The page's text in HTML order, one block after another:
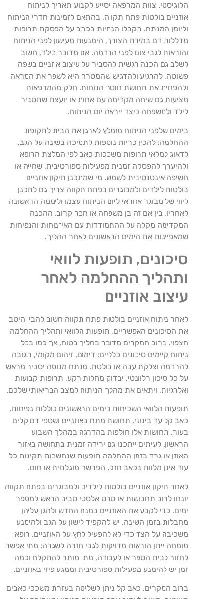
הלוגיסטי. צוות המרפאה יסייע לקבוע תאריך לניתוח
אוזניים בולטות פתח תקווה, בהתאם לזמינות חדרי הניתוח
וליומן המנתח. תקבלו הנחיות בכתב על הפסקת תרופות
מדללות דם במידת הצורך, הימנעות מעישון לפני הניתוח
והוראות לגבי צום לפני הרדמה. אם מדובר בילד, חשוב
לשלב גם הכנה רגשית להסביר על עיצוב אוזניים בשפה
פשוטה, להרגיע ולהדגיש שהמטרה היא לשפר את המראה
ולהפחית את תחושת חוסר הנוחות. חלק מהמרפאות
מציעות גם שיחה מקדימה עם אחות או יועצת שתסביר
לילד ולמשפחה כיצד ייראה יום הניתוח.
בימים שלפני הניתוח מומלץ לארגן את הבית לתקופת
ההחלמה: להכין כריות נוספות לתמיכה בשינה על הגב,
לדאוג למלאי תרופות משככות כאב לפי המלצת הרופא
ולהיערך להפסקה זמנית מפעילות ספורטיבית, שחייה או
חשיפה אינטנסיבית לשמש. מי שמתכנן תיקון אוזניים
בולטות לילדים ולמבוגרים בפתח תקווה צריך גם לתכנן
ליווי של מבוגר אחראי ליום הניתוח עצמו וליממה הראשונה
לאחריו, בין אם זה בן משפחה או חבר קרוב. ההכנה
המקדימה מקלה על ההתמודדות עם האי־נוחות והנפיחות
שמאפיינות את הימים הראשונים לאחר ההליך.
סיכונים, תופעות לוואי
ותהליך ההחלמה לאחר
עיצוב אוזניים
לאחר ניתוח אוזניים בולטות פתח תקווה חשוב להבין היטב
את הסיכונים האפשריים, תופעות הלוואי ותהליך ההחלמה
הצפוי. ברוב המקרים מדובר בהליך בטוח, אך כמו בכל
ניתוח קיימים סיכונים כלליים: דימום, זיהום מקומי, תגובה
להרדמה וצלקת עבה או בולטת. מנתח מנוסה יסביר מראש
על כל סיכון רלוונטי, יבדוק מחלות רקע, תרופות קבועות
ואלרגיות, ויתאים את מהלך הניתוח למצב הבריאותי שלכם.
תופעות הלוואי השכיחות בימים הראשונים כוללות נפיחות,
כאב קל עד בינוני, תחושת מתח באוזניים ושטפי דם קלים
בעור. תחושות אלו חולפות בהדרגה במהלך השבוע
הראשון. לעיתים ייתכנו גם ירידה זמנית בתחושה באזור
האוזן או גרד בזמן ההחלמה תופעות שנחשבות תקינות כל
עוד אינן מלוות בכאב חזק, הפרשה מוגלתית או חום.
לאחר תיקון אוזניים בולטות לילדים ולמבוגרים בפתח תקווה
יונחו לרוב תחבושות או סרט אלסטי סביב הראש למספר
ימים, כדי לקבע את האוזניים במנח החדש ולהגן עליהן
מחבלות בזמן השינה. יש להקפיד לישון על הגב ולהימנע
משכיבה על הצד כדי לא להפעיל לחץ על האוזניים. רופא
מומחה ייתן הוראות מדויקות לגבי חזרה לשגרה: מתי אפשר
לחזור לבית הספר או לעבודה, מתי מותר להתקלח וכמה
זמן יש להימנע מפעילות ספורטיבית וממגע פיזי באוזניים.
ברוב המקרים, כאב קל ניתן לשליטה בעזרת משככי כאבים